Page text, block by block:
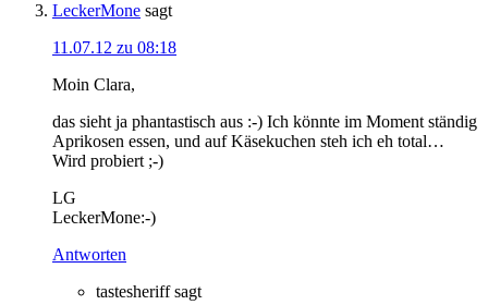
LeckerMone sagt
11.07.12 zu 08:18
Moin Clara,
das sieht ja phantastisch aus :-) Ich könnte im Moment ständig
Aprikosen essen, und auf Käsekuchen steh ich eh total…
Wird probiert ;-)
LG
LeckerMone:-)
Antworten
tastesheriff sagt